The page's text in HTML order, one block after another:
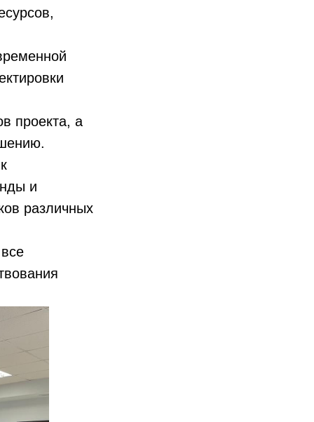
проекта, а
и
различных